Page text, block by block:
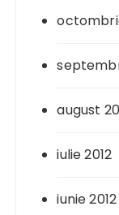
august
iulie 2012
iunie 2012